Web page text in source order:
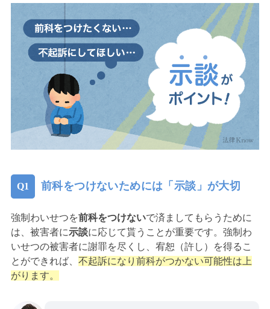
前科をつけないためには「示談」が大切
強制わいせつを前科をつけないで済ましてもらうために
は、被害者に示談に応じて貰うことが重要です。強制わ
いせつの被害者に謝罪を尽くし、宥恕（許し）を得るこ
とができれば、 不起訴になり前科がつかない可能性は上
がります。